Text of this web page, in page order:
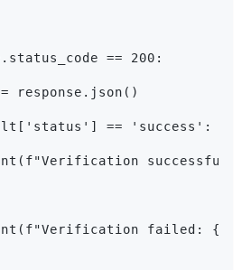
== 200:
response.json()
== 'success':
successful:
failed: